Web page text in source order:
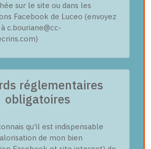
sur le site ou dans les
Facebook de Luceo (envoyez
c.bouriane@cc-
réglementaires
obligatoires
qu'il est indispensable
de mon bien